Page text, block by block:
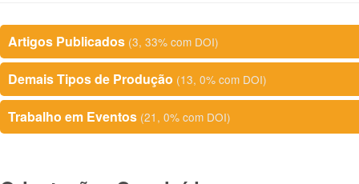
Artigos Publicados (3, 33% com DOI)
Demais Tipos de Produção (13, 0% com DOI)
Trabalho em Eventos (21, 0% com DOI)